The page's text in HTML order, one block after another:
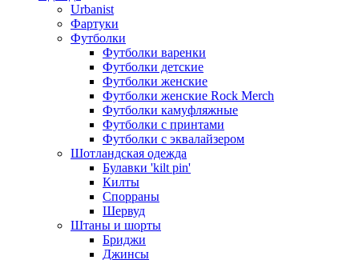
Urbanist
Фартуки
Футболки
Футболки варенки
Футболки детские
Футболки женские
Футболки женские Rock Merch
Футболки камуфляжные
Футболки с принтами
Футболки с эквалайзером
Шотландская одежда
Булавки 'kilt pin'
Килты
Спорраны
Шервуд
Штаны и шорты
Бриджи
Джинсы